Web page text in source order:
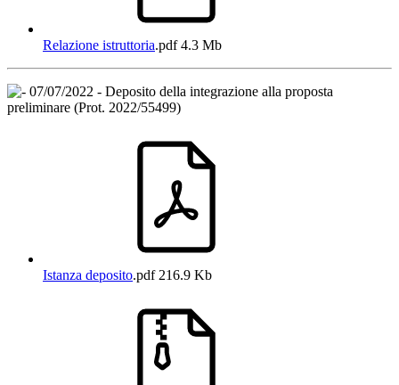
Relazione istruttoria.pdf4.3 Mb
07/07/2022 - Deposito della integrazione alla proposta
preliminare (Prot. 2022/55499)
Istanza deposito.pdf216.9 Kb